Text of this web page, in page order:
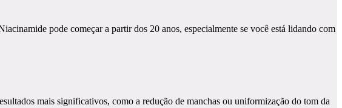
pode começar a partir dos 20 anos, especialmente se você está lidando com
mais significativos, como a redução de manchas ou uniformização do tom da